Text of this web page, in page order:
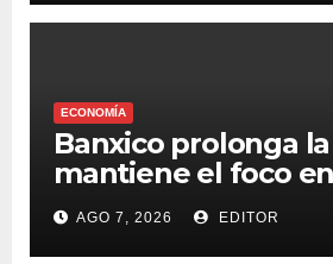
ECONOMÍA
Banxico prolonga
mantiene el foco
inflación
AGO 7, 2026 EDITOR